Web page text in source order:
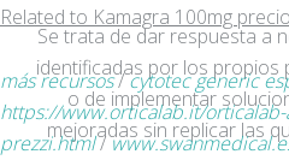
Related to Kamagra 100mg
más recursos/cytotec generic
https://www.orticalab.it/
prezzi.html/
Se trata de dar respuesta a
identificadas por los propios
o de implementar
mejoradas sin replicar las